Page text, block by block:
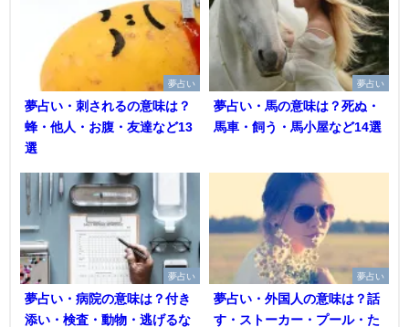
夢占い
夢占い・刺されるの意味は？
蜂・他人・お腹・友達など13
選
夢占い
夢占い・馬の意味は？死ぬ・
馬車・飼う・馬小屋など14選
夢占い
夢占い・病院の意味は？付き
添い・検査・動物・逃げるな
夢占い
夢占い・外国人の意味は？話
す・ストーカー・プール・た